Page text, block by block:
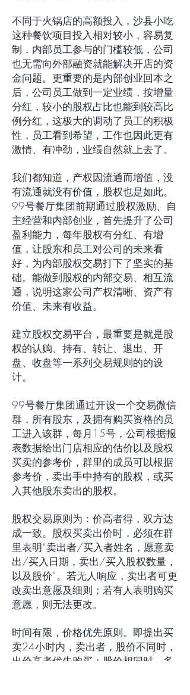
不同于火锅店的高额投入，沙县小吃
这种餐饮项目投入相对较小，容易复
制，内部员工参与的门槛较低，公司
也无需向外部融资就能解决开店的资
金问题。更重要的是内部创业回本之
后，公司员工做到一定业绩，按增量
分红，较小的股权占比也能到较高比
例分红，这极大的调动了员工的积极
性，员工看到希望，工作也因此更有
激情、有冲劲，业绩自然就上去了。
我们都知道，产权因流通而增值，没
有流通就没有价值，股权也是如此。
99号餐厅集团前期通过股权激励、自
主经营和内部创业，首先提升了公司
盈利能力，每年股权有分红、有增
值，让股东和员工对公司的未来看
好，为内部股权交易打下了坚实的基
础。能做到股权的内部交易、相互流
通，说明这家公司产权清晰、资产有
价值、未来有收益。
建立股权交易平台，最重要是就是股
权的认购、持有、转让、退出、开
盘、收盘等一系列交易规则的的设
计。
99号餐厅集团通过开设一个交易微信
群，所有股东，及拥有购买资格的员
工进入该群，每月15号，公司根据报
表数据给出门店相应的估价以及股权
买卖的参考价，群里的成员可以根据
参考价，卖出手中持有的股权，或买
入其他股东卖出的股权。
股权交易原则为：价高者得，双方达
成一致。股权买卖出价时，必须在群
里表明“卖出者/买入者姓名，愿意卖
出/买入日期，卖出/买入股权数量，
以及股价”。若无人响应，卖出者可更
改卖出意愿及细则；若有人表明购买
意愿，则无法更改。
时间有限，价格优先原则。即提出买
卖24小时内，卖出者，股价不同时，
出价高者优先购买；股价相同时，多